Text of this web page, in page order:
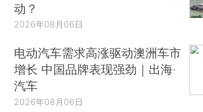
动？
2026年08月06日
电动汽车需求高涨驱动澳洲车市
增长 中国品牌表现强劲｜出海·
汽车
2026年08月06日